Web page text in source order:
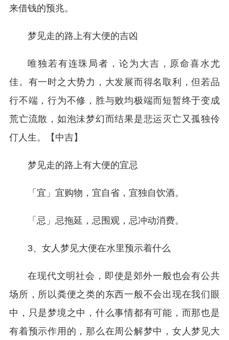
来借钱的预兆。
梦见走的路上有大便的吉凶
唯独若有连珠局者，论为大吉，原命喜水尤
佳。有一时之大势力，大发展而得名取利，但若品
行不端，行为不修，胜与败均极端而短暂终于变成
荒亡流散，如泡沬梦幻而结果是悲运灭亡又孤独伶
仃人生。【中吉】
梦见走的路上有大便的宜忌
「宜」宜购物，宜自省，宜独自饮酒。
「忌」忌拖延，忌围观，忌冲动消费。
3、女人梦见大便在水里预示着什么
在现代文明社会，即使是郊外一般也会有公共
场所，所以粪便之类的东西一般不会出现在我们眼
中，只是梦境之中，什么事情都有可能，而那也是
有着预示作用的，那么在周公解梦中，女人梦见大